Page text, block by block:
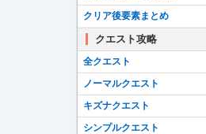
クリア後要素まとめ
クエスト攻略
全クエスト
ノーマルクエスト
キズナクエスト
シンプルクエスト